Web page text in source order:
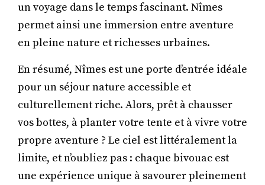
un voyage dans le temps fascinant. Nîmes
permet ainsi une immersion entre aventure
en pleine nature et richesses urbaines.
En résumé, Nîmes est une porte d’entrée idéale
pour un séjour nature accessible et
culturellement riche. Alors, prêt à chausser
vos bottes, à planter votre tente et à vivre votre
propre aventure ? Le ciel est littéralement la
limite, et n’oubliez pas : chaque bivouac est
une expérience unique à savourer pleinement